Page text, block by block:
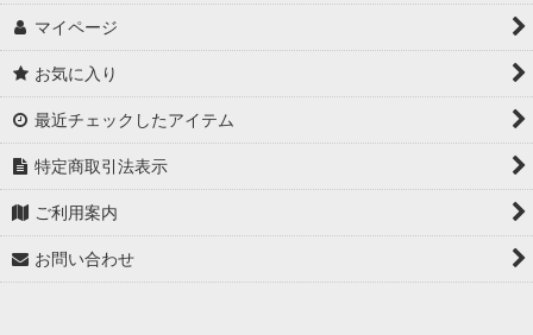
マイページ
お気に入り
最近チェックしたアイテム
特定商取引法表示
ご利用案内
お問い合わせ